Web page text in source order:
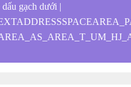
gạch dưới |